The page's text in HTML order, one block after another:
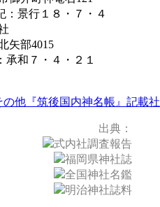
：景行１８・７・４
矢部4015
承和７・４・２１
の他『筑後国内神名帳』記載社
出典：
式内社調査報告
福岡県神社誌
全国神社名鑑
明治神社誌料